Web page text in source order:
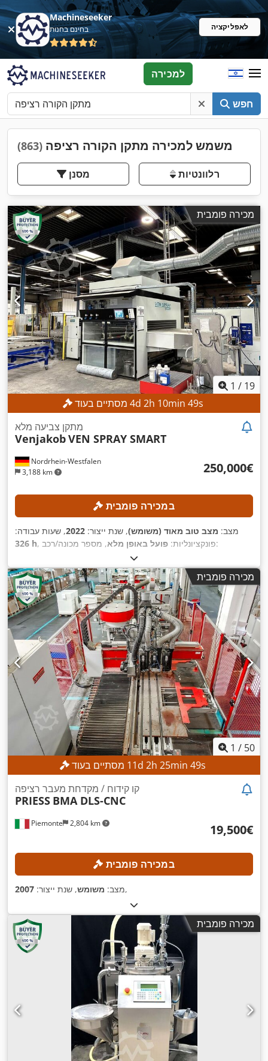
Machineseeker
בחינם בחנות לאפליקציה
חפש
למכירה
משמש למכירה מתקן הקורה רציפה (863)
מסנן רלוונטיות
מכירה פומבית
1 / 19
4d 2h 10min 47s
Nordrhein-Westfalen
3,188 km
מתקן צביעה מלא
VenjakobVEN SPRAY SMART
‏250,000 ‏€
במכירה פומבית
מצב: מצב טוב מאוד (משומש), שנת ייצור: 2022, שעות עבודה:
326 h
, פונקציונליות: פועל באופן מלא
, מספר מכונה/רכב:
1,300 מ"מ, אורך ההזנה ציר Z: 100 מ"מ, משקל חומר העבודה
(מקס'):500 ק"ג , רוחב עבודה:1,300 מ"מ , מכירה פומבית
1 / 50
11d 2h 25min 47s
Piemonte 2,804 km
קו קידוח / מקדחת מעבר רציפה
PRIESS BMA DLS-CNC
‏19,500 ‏€
במכירה פומבית
מצב: משומש, שנת ייצור: 2007 ,
מכירה פומבית